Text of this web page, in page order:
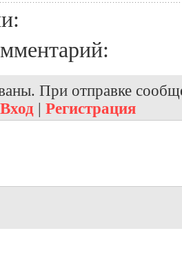
При отправке
Вход | Регистрация